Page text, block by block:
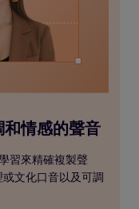
情感的聲音
習來精確複製聲
文化口音以及可調